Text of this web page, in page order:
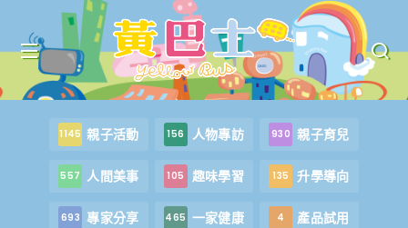
1145 親子活動 156 人物專訪 930 親子育兒
557 人間美事 105 趣味學習 135 升學導向
693 專家分享 465 一家健康 4 產品試用